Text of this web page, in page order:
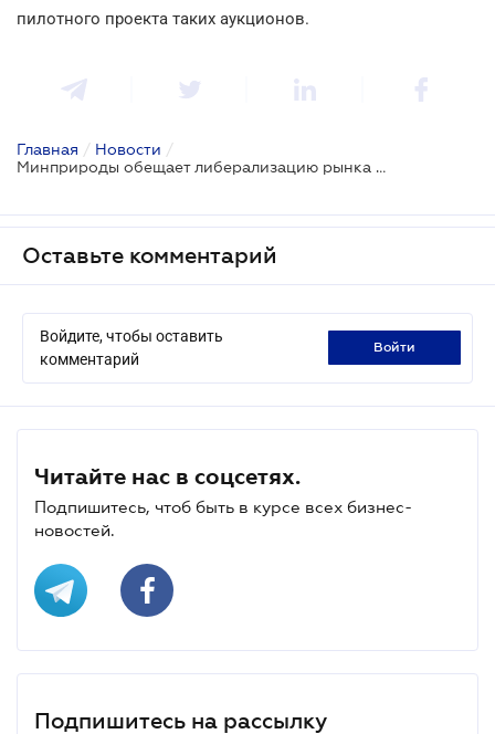
пилотного проекта таких аукционов.
Главная / Новости /
Минприроды обещает либерализацию рынка пользования недрами
Оставьте комментарий
Войдите, чтобы оставить
комментарий
войти
Читайте нас в соцсетях.
Подпишитесь, чтоб быть в курсе всех бизнес-
новостей.
Подпишитесь на рассылку